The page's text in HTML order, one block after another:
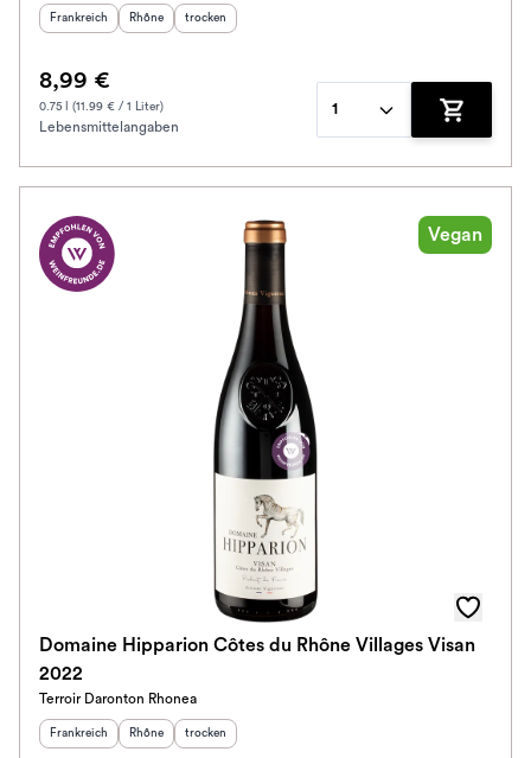
Alkoholfrei
Jahrgang
Herkunftsland
Frankreich Herkunftsregion:
Rhône Geschmack
trocken
8,99 €
0.75 l (11.99 € / 1 Liter)
Lebensmittelangaben
1
Zum
Vegan
Domaine Hipparion Côtes du Rhône Villages Visan
2022
Terroir Daronton Rhonea
Herkunftsland
Frankreich Herkunftsregion:
Rhône Geschmack
trocken